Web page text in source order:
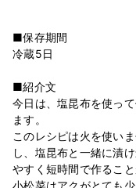
■保存期間
冷蔵5日
■紹介文
今日は、塩昆布を使っ
ます。
このレシピは火を使い
し、塩昆布と一緒に漬
やすく短時間で作ること
小松菜はアクがとても